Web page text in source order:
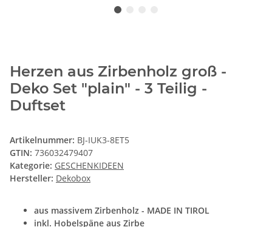
Herzen aus Zirbenholz groß -
Deko Set "plain" - 3 Teilig -
Duftset
Artikelnummer: BJ-IUK3-8ET5
GTIN: 736032479407
Kategorie: GESCHENKIDEEN
Hersteller: Dekobox
aus massivem Zirbenholz - MADE IN TIROL
inkl. Hobelspäne aus Zirbe